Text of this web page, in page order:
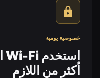
خصوصية يومية
أكثر من اللازم